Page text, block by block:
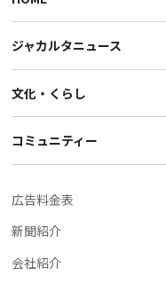
ジャカルタニュース
文化・くらし
コミュニティー
広告料金表
新聞紹介
会社紹介